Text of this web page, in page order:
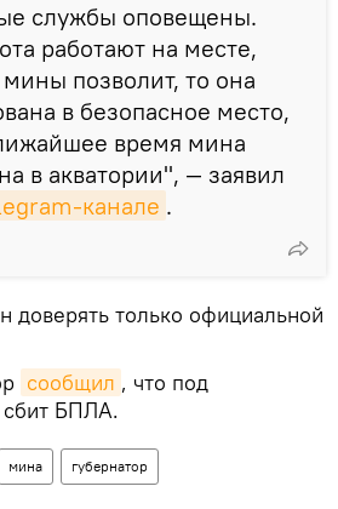
службы оповещены.
работают на месте,
позволит, то она
в безопасное место,
время мина
в акватории", — заявил
канале .
доверять только официальной
сообщил , что под
БПЛА.
мина губернатор